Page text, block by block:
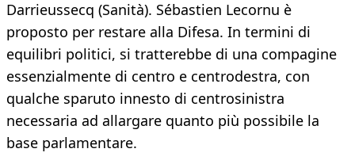
Darrieussecq (Sanità). Sébastien Lecornu è
proposto per restare alla Difesa. In termini di
equilibri politici, si tratterebbe di una compagine
essenzialmente di centro e centrodestra, con
qualche sparuto innesto di centrosinistra
necessaria ad allargare quanto più possibile la
base parlamentare.